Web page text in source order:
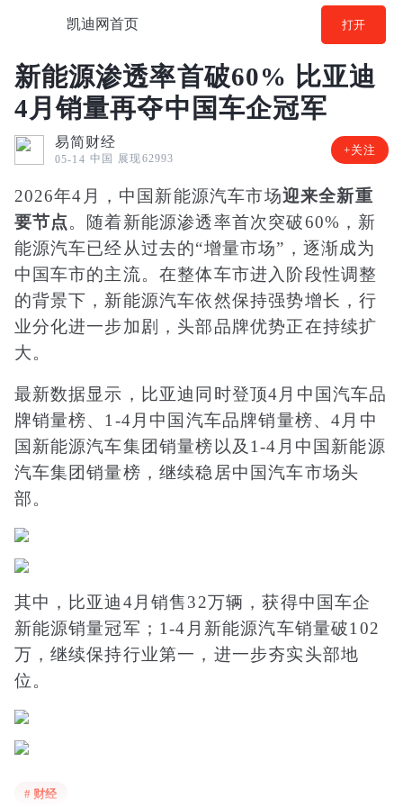
凯迪网首页 打开
新能源渗透率首破60% 比亚迪
4月销量再夺中国车企冠军
易简财经
05-14 中国 展现62993
+关注
2026年4月，中国新能源汽车市场迎来全新重
要节点。随着新能源渗透率首次突破60%，新
能源汽车已经从过去的“增量市场”，逐渐成为
中国车市的主流。在整体车市进入阶段性调整
的背景下，新能源汽车依然保持强势增长，行
业分化进一步加剧，头部品牌优势正在持续扩
大。
最新数据显示，比亚迪同时登顶4月中国汽车品
牌销量榜、1-4月中国汽车品牌销量榜、4月中
国新能源汽车集团销量榜以及1-4月中国新能源
汽车集团销量榜，继续稳居中国汽车市场头
部。
其中，比亚迪4月销售32万辆，获得中国车企
新能源销量冠军；1-4月新能源汽车销量破102
万，继续保持行业第一，进一步夯实头部地
位。
在行业从高速增长进入高质量发展的阶段，这
# 财经